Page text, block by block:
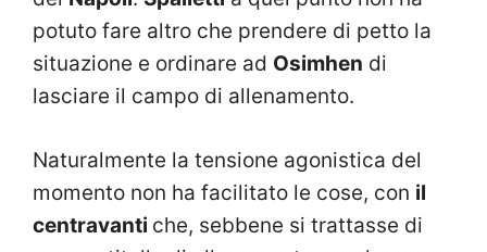
potuto fare altro che prendere di petto la
situazione e ordinare ad Osimhen di
lasciare il campo di allenamento.
Naturalmente la tensione agonistica del
momento non ha facilitato le cose, con il
centravanti che, sebbene si trattasse di